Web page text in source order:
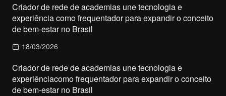
Criador de rede de academias une tecnologia e
experiência como frequentador para expandir o conceito
de bem-estar no Brasil
18/03/2026
Criador de rede de academias une tecnologia e
experiênciacomo frequentador para expandir o conceito
de bem-estar no Brasil